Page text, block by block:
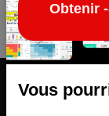
Obtenir
Vous